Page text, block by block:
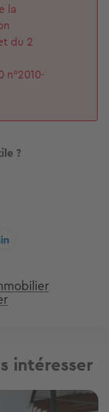
la
du 2
n°2010-
?
intéresser